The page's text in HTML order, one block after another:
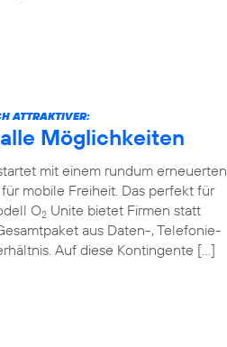
ATTRAKTIVER:
Möglichkeiten
mit einem rundum erneuerten
mobile Freiheit. Das perfekt für
O2 Unite bietet Firmen statt
aus Daten-, Telefonie-
Auf diese Kontingente […]